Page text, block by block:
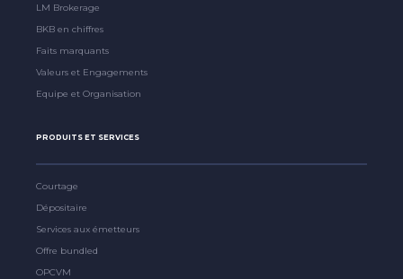
LM Brokerage
BKB en chiffres
Faits marquants
Valeurs et Engagements
Equipe et Organisation
PRODUITS ET SERVICES
Courtage
Dépositaire
Services aux émetteurs
Offre bundled
OPCVM